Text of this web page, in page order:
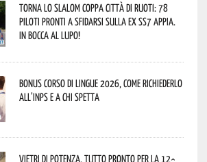
Torna lo Slalom Coppa Città di Ruoti: 78
piloti pronti a sfidarsi sulla ex SS7 Appia.
In bocca al lupo!
Bonus corso di lingue 2026, come richiederlo
all’INPS e a chi spetta
Vietri di Potenza, tutto pronto per la 12^